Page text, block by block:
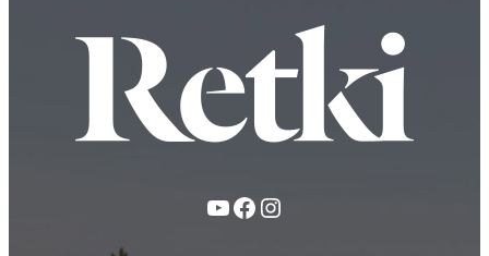
YouTube
FacebookInstagram